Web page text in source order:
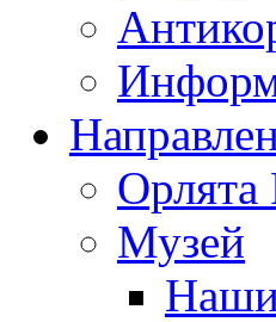
Орлята
Музей
Наши